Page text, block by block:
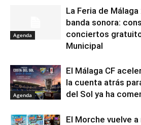
Agenda
La Feria de
banda sonora:
conciertos
Municipal
Agenda
El Málaga CF
la cuenta atrás
del Sol ya ha
El Morche vuelve